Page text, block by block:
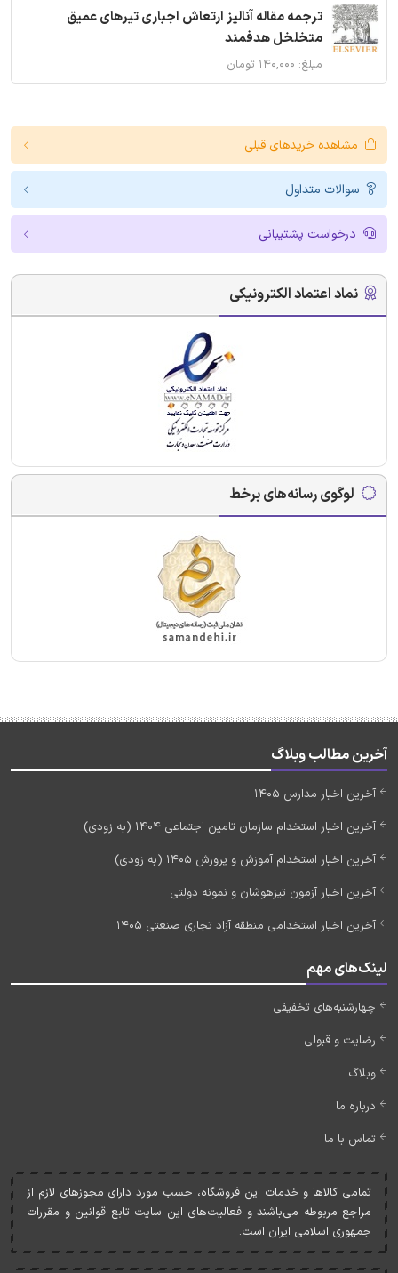
ترجمه مقاله آنالیز ارتعاش اجباری تیرهای عمیق
متخلخل هدفمند
مبلغ: ۱۴۰,۰۰۰ تومان
مشاهده خریدهای قبلی
سوالات متداول
درخواست پشتیبانی
نماد اعتماد الکترونیکی
لوگوی رسانه‌های برخط
آخرین مطالب وبلاگ
آخرین اخبار مدارس 1405
آخرین اخبار استخدام سازمان تامین اجتماعی 1404 (به زودی)
آخرین اخبار استخدام آموزش و پرورش 1405 (به زودی)
آخرین اخبار آزمون تیزهوشان و نمونه دولتی
آخرین اخبار استخدامی منطقه آزاد تجاری صنعتی 1405
لینک‌های مهم
چهارشنبه‌های تخفیفی
رضایت و قبولی
وبلاگ
درباره ما
تماس با ما
تمامی کالاها و خدمات اين فروشگاه، حسب مورد دارای مجوزهای لازم از
مراجع مربوطه می‌باشند و فعاليت‌های اين سايت تابع قوانين و مقررات
جمهوری اسلامی ايران است.